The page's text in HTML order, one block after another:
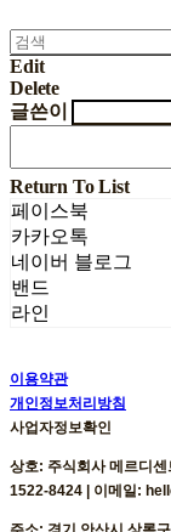
Edit
Delete
글쓴이
Return To List
페이스북
카카오톡
네이버 블로그
밴드
라인
이용약관
개인정보처리방침
사업자정보확인
상호: 주식회사 메르디
1522-8424 | 이메일: